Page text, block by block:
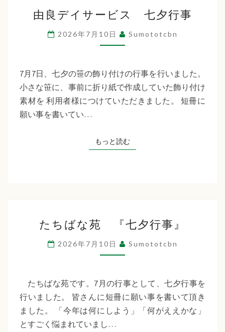
良
デ
イ
ー
ビ
ス
行
事
由良デイサービス 七夕行事
2026年7月10日 Sumototcbn
7月7日、七夕の笹の飾り付けの行事を行いました。
小さな笹に、事前に折り紙で作成していた飾り付け
素材を 利用者様につけていただきました。 短冊に
願い事を書いてい…
もっと読むもっと読む
ち
ば
な
『七
夕
行
たちばな苑 『七夕行事』
2026年7月10日 Sumototcbn
たちばな苑です。7月の行事として、七夕行事を
行いました。 皆さんに短冊に願い事を書いて頂き
ました。 「今年は何にしよう」「何がええかな」
とすごく悩まれていまし…